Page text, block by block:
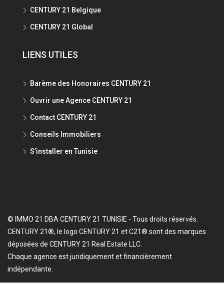
CENTURY 21 Belgique
CENTURY 21 Global
LIENS UTILES
Barème des Honoraires CENTURY 21
Ouvrir une Agence CENTURY 21
Contact CENTURY 21
Conseils Immobiliers
S’installer en Tunisie
© IMMO 21 DBA CENTURY 21 TUNISIE - Tous droits réservés.
CENTURY 21®, le logo CENTURY 21 et C21® sont des marques
déposées de CENTURY 21 Real Estate LLC.
Chaque agence est juridiquement et financièrement
indépendante.